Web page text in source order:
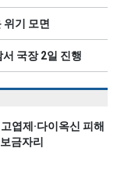
위기 모면
국장 2일 진행
엽제·다이옥신 피해
금자리